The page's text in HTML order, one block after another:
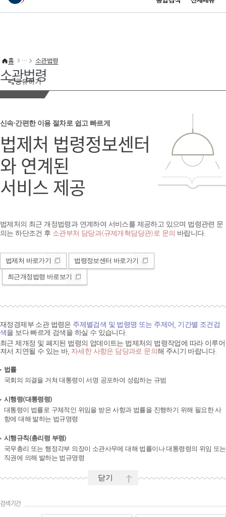
이 누리집은 대한민국 공식 전자정부 누리집입니다.
공유하기
홈 소관법령
소관법령
신속·간편한 이용 절차로 쉽고 빠르게
법제처 법령정보센터
와 연계된
서비스 제공
법제처의 최근 개정법령과 연계하여 서비스를 제공하고 있으며 법령관련 문
의는 하단조건 후 소관부처 담당과(규제개혁담당관)로 문의 바랍니다.
법제처 바로가기 법령정보센터 바로가기
최근개정법령 바로보기
재정경제부 소관 법령은 주제별검색 및 법령명 또는 주제어, 기간별 조건검
색을 보다 빠르게 검색을 하실 수 있습니다.
최근 제개정 및 폐지된 법령의 업데이트는 법제처의 법령작업에 따라 이루어
져서 지연될 수 있는 바, 자세한 사항은 담당과로 문의해 주시기 바랍니다.
법률
국회의 의결을 거쳐 대통령이 서명 공포하여 성립하는 규범
시행령(대통령령)
대통령이 법률로 구체적인 위임을 받은 사항과 법률을 진행하기 위해 필요한 사
항에 대해 발하는 법규명령
시행규칙(총리령 부령)
국무총리 또는 행정각부 의장이 소관사무에 대해 법률이나 대통령령의 위임 또는
직권에 의해 발하는 법규명령
닫기
검색기간